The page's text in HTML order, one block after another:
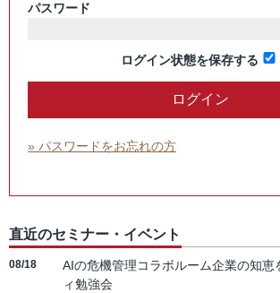
パスワード
ログイン状態を保存する
» パスワードをお忘れの方
直近のセミナー・イベント
08/18
AIの危機管理コラボルーム企業の知恵
ィ勉強会